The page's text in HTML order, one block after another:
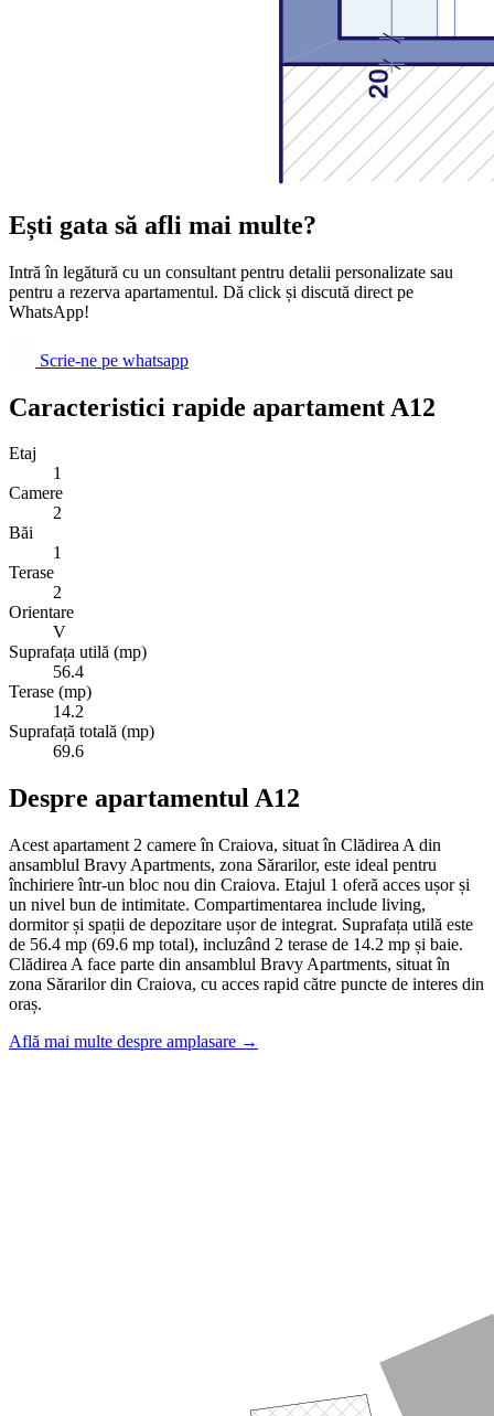
Ești gata să afli mai multe?
Intră în legătură cu un consultant pentru detalii personalizate sau
pentru a rezerva apartamentul. Dă click și discută direct pe
WhatsApp!
Scrie-ne pe whatsapp
Caracteristici rapide apartament A12
Etaj
1
Camere
2
Băi
1
Terase
2
Orientare
V
Suprafața utilă (mp)
56.4
Terase (mp)
14.2
Suprafață totală (mp)
69.6
Despre apartamentul A12
Acest apartament 2 camere în Craiova, situat în Clădirea A din
ansamblul Bravy Apartments, zona Sărarilor, este ideal pentru
închiriere într-un bloc nou din Craiova. Etajul 1 oferă acces ușor și
un nivel bun de intimitate. Compartimentarea include living,
dormitor și spații de depozitare ușor de integrat. Suprafața utilă este
de 56.4 mp (69.6 mp total), incluzând 2 terase de 14.2 mp și baie.
Clădirea A face parte din ansamblul Bravy Apartments, situat în
zona Sărarilor din Craiova, cu acces rapid către puncte de interes din
oraș.
Află mai multe despre amplasare →